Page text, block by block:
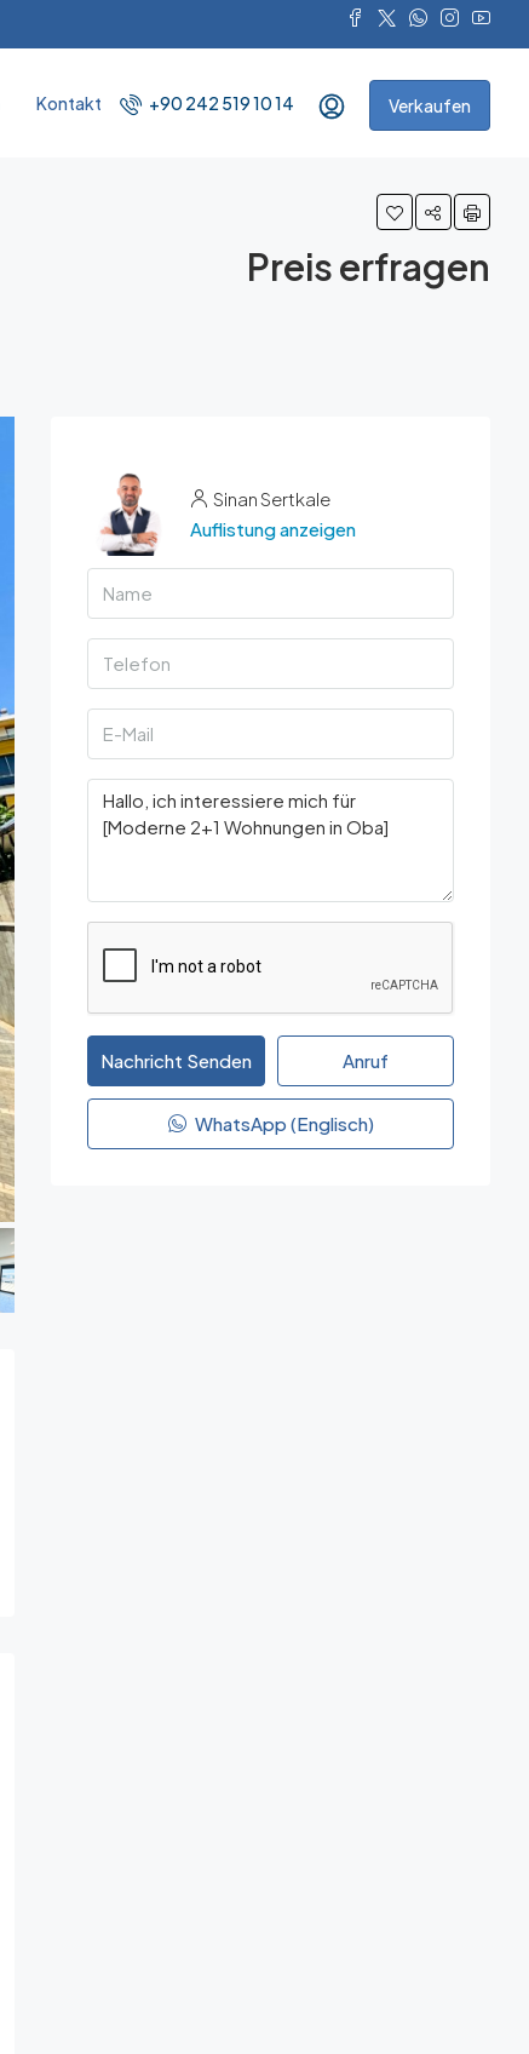
Kontakt +90 242 519 10 14 Verkaufen
Preis erfragen
Sinan Sertkale
Auflistung anzeigen
Nachricht Senden Anruf
WhatsApp (Englisch)